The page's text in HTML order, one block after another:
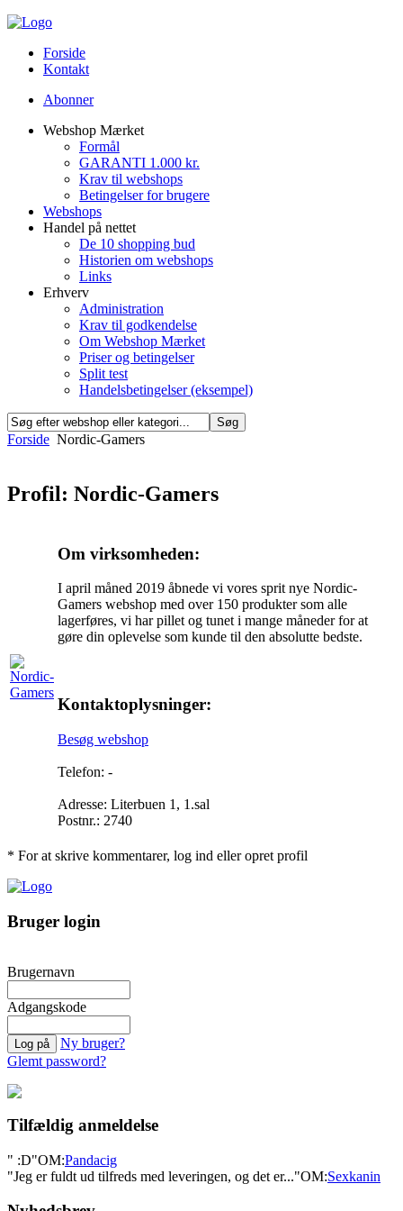
Forside
Kontakt
Abonner
Webshop Mærket
Formål
GARANTI 1.000 kr.
Krav til webshops
Betingelser for brugere
Webshops
Handel på nettet
De 10 shopping bud
Historien om webshops
Links
Erhverv
Administration
Krav til godkendelse
Om Webshop Mærket
Priser og betingelser
Split test
Handelsbetingelser (eksempel)
Forside Nordic-Gamers
Profil: Nordic-Gamers
Om virksomheden:
I april måned 2019 åbnede vi vores sprit nye Nordic-
Gamers webshop med over 150 produkter som alle
lagerføres, vi har pillet og tunet i mange måneder for at
gøre din oplevelse som kunde til den absolutte bedste.
Kontaktoplysninger:
Besøg webshop
Telefon: -
Adresse: Literbuen 1, 1.sal
Postnr.: 2740
* For at skrive kommentarer, log ind eller opret profil
Bruger login
Brugernavn
Adgangskode
Ny bruger?
Glemt password?
Tilfældig anmeldelse
" :D"OM:Pandacig
"Jeg er fuldt ud tilfreds med leveringen, og det er..."OM:Sexkanin